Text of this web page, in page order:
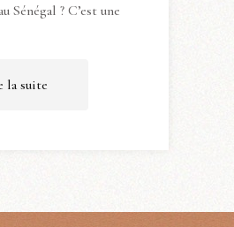
Sénégal ? C’est une
la suite